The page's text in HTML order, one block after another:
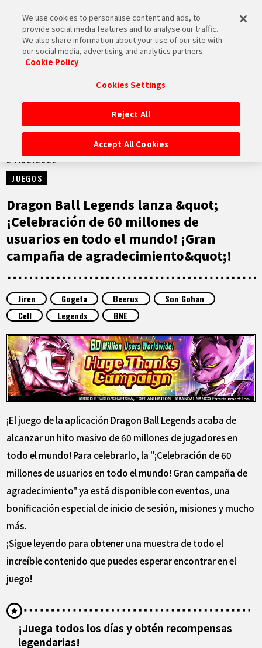
MEN
INICIO
NOTICIAS
LO MÁS DESTACADO
VÍDEOS
ACERCA DE
LANGUAGE
JP
EN FR DE ES
NOTICIAS
24.02.2022
JUEGOS
Dragon Ball Legends lanza &quot;
¡Celebración de 60 millones de
usuarios en todo el mundo! ¡Gran
campaña de agradecimiento&quot;!
Jiren Gogeta Beerus
Son Gohan
Cell
Legends BNE
¡El juego de la aplicación Dragon Ball Legends acaba de
alcanzar un hito masivo de 60 millones de jugadores en
todo el mundo! Para celebrarlo, la "¡Celebración de 60
millones de usuarios en todo el mundo! Gran campaña de
agradecimiento" ya está disponible con eventos, una
bonificación especial de inicio de sesión, misiones y mucho
más.
¡Sigue leyendo para obtener una muestra de todo el
increíble contenido que puedes esperar encontrar en el
juego!
¡Juega todos los días y obtén recompensas
legendarias!
We use cookies to personalise content and ads, to
provide social media features and to analyse our traffic.
We also share information about your use of our site with
our social media, advertising and analytics partners.
Cookie Policy
Cookies Settings
Reject All
Accept All Cookies